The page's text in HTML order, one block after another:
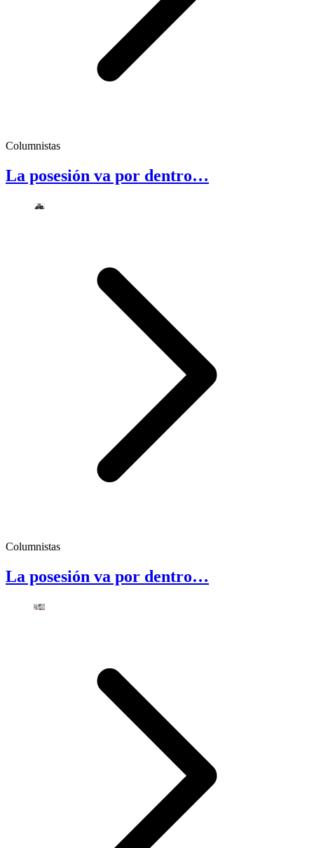
Columnistas
La posesión va por dentro…
Columnistas
La posesión va por dentro…